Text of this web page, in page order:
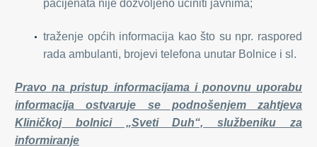
pacijenata nije dozvoljeno učiniti javnima;
traženje općih informacija kao što su npr. raspored
rada ambulanti, brojevi telefona unutar Bolnice i sl.
Pravo na pristup informacijama i ponovnu uporabu
informacija ostvaruje se podnošenjem zahtjeva
Kliničkoj bolnici „Sveti Duh“, službeniku za
informiranje